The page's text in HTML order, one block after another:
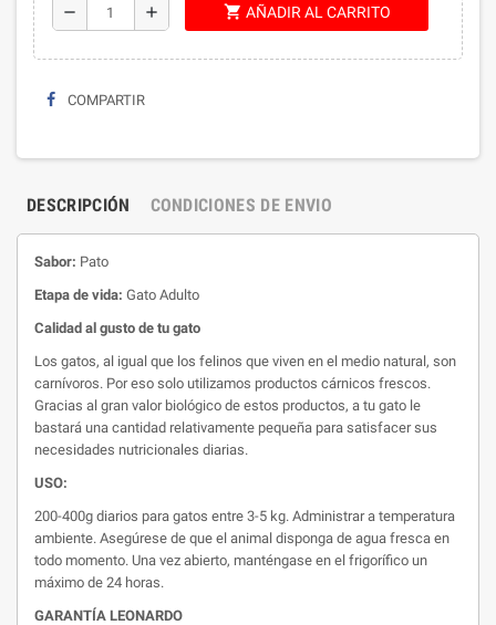
remove add shopping_cart AÑADIR AL CARRITO
COMPARTIR
DESCRIPCIÓN CONDICIONES DE ENVIO
Sabor: Pato
Etapa de vida: Gato Adulto
Calidad al gusto de tu gato
Los gatos, al igual que los felinos que viven en el medio natural, son
carnívoros. Por eso solo utilizamos productos cárnicos frescos.
Gracias al gran valor biológico de estos productos, a tu gato le
bastará una cantidad relativamente pequeña para satisfacer sus
necesidades nutricionales diarias.
USO:
200-400g diarios para gatos entre 3-5 kg. Administrar a temperatura
ambiente. Asegúrese de que el animal disponga de agua fresca en
todo momento. Una vez abierto, manténgase en el frigorífico un
máximo de 24 horas.
GARANTÍA LEONARDO